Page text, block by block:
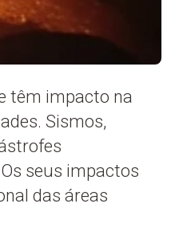
têm impacto na
Sismos,
seus impactos
das áreas